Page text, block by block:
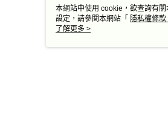
本網站中使用 cookie，欲查詢有
設定，請參閱本網站「 隱私權條款
使用 cookie。
了解更多 >